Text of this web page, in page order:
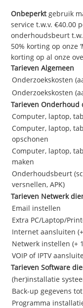
Onbeperktgebruik
service t.w.v. €40.00
onderhoudsbeurt
50% korting op onze
korting op al onze
Tarieven Algemeen
Onderzoekskosten
Onderzoekskosten
Tarieven Onderhoud
Computer, laptop,
Computer, laptop,
opschonen
Computer, laptop,
maken
Onderhoudsbeurt
versnellen, APK)
Tarieven Netwerk
Email instellen
Extra PC/Laptop/
Internet aansluiten (+
Netwerk instellen (+
VOIP of IPTV
Tarieven Software
(her)installatie
Back-up gegevens
Programma